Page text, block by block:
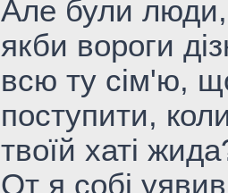
Але були люди,
якби вороги
всю ту сім'ю,
поступити,
твоїй хаті
От я собі